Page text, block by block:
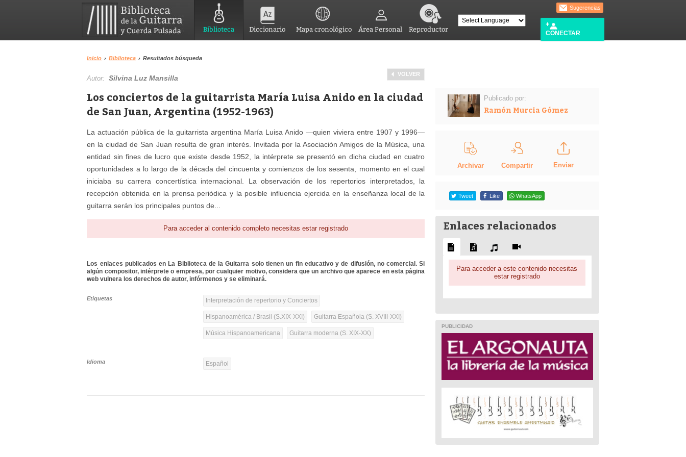
Biblioteca Diccionario Mapa cronológico Área Personal Reproductor
Sugerencias
CONECTAR
Inicio › Biblioteca › Resultados búsqueda
VOLVER
Autor:Silvina Luz Mansilla
Los conciertos de la guitarrista María Luisa Anido en la ciudad
de San Juan, Argentina (1952-1963)
La actuación pública de la guitarrista argentina María Luisa Anido —quien viviera entre 1907 y 1996—
en la ciudad de San Juan resulta de gran interés. Invitada por la Asociación Amigos de la Música, una
entidad sin fines de lucro que existe desde 1952, la intérprete se presentó en dicha ciudad en cuatro
oportunidades a lo largo de la década del cincuenta y comienzos de los sesenta, momento en el cual
iniciaba su carrera concertística internacional. La observación de los repertorios interpretados, la
recepción obtenida en la prensa periódica y la posible influencia ejercida en la enseñanza local de la
guitarra serán los principales puntos de...
Para acceder al contenido completo necesitas estar registrado
Los enlaces publicados en La Biblioteca de la Guitarra solo tienen un fin educativo y de difusión, no comercial. Si
algún compositor, intérprete o empresa, por cualquier motivo, considera que un archivo que aparece en esta página
web vulnera los derechos de autor, infórmenos y se eliminará.
Etiquetas Interpretación de repertorio y Conciertos
Hispanoamérica / Brasil (S.XIX-XXI) Guitarra Española (S. XVIII-XXI)
Música Hispanoamericana Guitarra moderna (S. XIX-XX)
Idioma Español
Publicado por:
Ramón Murcia Gómez
Archivar Compartir Enviar
Tweet Like WhatsApp
Enlaces relacionados
Para acceder a este contenido necesitas
estar registrado
PUBLICIDAD